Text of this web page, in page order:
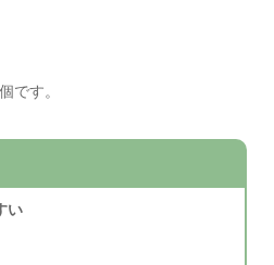
です。
い